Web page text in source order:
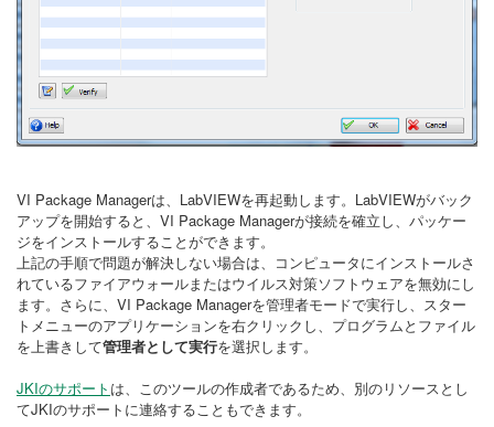
VI Package Managerは、LabVIEWを再起動します。LabVIEWがバック
アップを開始すると、VI Package Managerが接続を確立し、パッケー
ジをインストールすることができます。
上記の手順で問題が解決しない場合は、コンピュータにインストールさ
れているファイアウォールまたはウイルス対策ソフトウェアを無効にし
ます。さらに、VI Package Managerを管理者モードで実行し、スター
トメニューのアプリケーションを右クリックし、プログラムとファイル
を上書きして管理者として実行を選択します。
JKIのサポート は、このツールの作成者であるため、別のリソースとし
てJKIのサポートに連絡することもできます。